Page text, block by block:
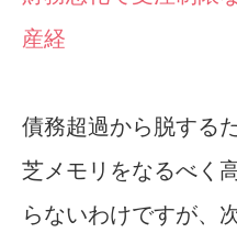
産経
債務超過から脱する
芝メモリをなるべく
らないわけですが、